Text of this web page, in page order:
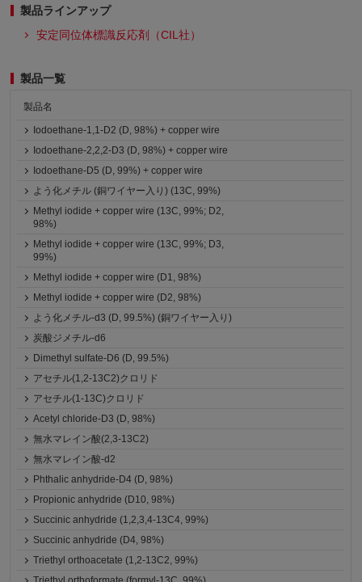
製品ラインアップ
安定同位体標識反応剤（CIL社）
製品一覧
製品名
Iodoethane-1,1-D2 (D, 98%) + copper wire
Iodoethane-2,2,2-D3 (D, 98%) + copper wire
Iodoethane-D5 (D, 99%) + copper wire
よう化メチル (銅ワイヤー入り) (13C, 99%)
Methyl iodide + copper wire (13C, 99%; D2,
98%)
Methyl iodide + copper wire (13C, 99%; D3,
99%)
Methyl iodide + copper wire (D1, 98%)
Methyl iodide + copper wire (D2, 98%)
よう化メチル-d3 (D, 99.5%) (銅ワイヤー入り)
炭酸ジメチル-d6
Dimethyl sulfate-D6 (D, 99.5%)
アセチル(1,2-13C2)クロリド
アセチル(1-13C)クロリド
Acetyl chloride-D3 (D, 98%)
無水マレイン酸(2,3-13C2)
無水マレイン酸-d2
Phthalic anhydride-D4 (D, 98%)
Propionic anhydride (D10, 98%)
Succinic anhydride (1,2,3,4-13C4, 99%)
Succinic anhydride (D4, 98%)
Triethyl orthoacetate (1,2-13C2, 99%)